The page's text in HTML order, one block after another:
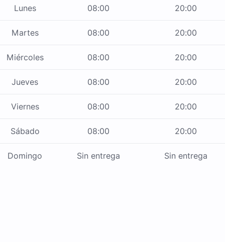
Lunes 08:00 20:00
Martes 08:00 20:00
Miércoles 08:00 20:00
Jueves 08:00 20:00
Viernes 08:00 20:00
Sábado 08:00 20:00
Domingo Sin entrega Sin entrega